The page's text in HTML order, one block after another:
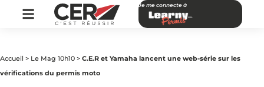
Je me connecte à
Accueil > Le Mag 10h10 > C.E.R et Yamaha lancent une web-série sur les
vérifications du permis moto